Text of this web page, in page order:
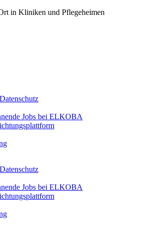
in Kliniken und Pflegeheimen
Jobs bei ELKOBA
Jobs bei ELKOBA